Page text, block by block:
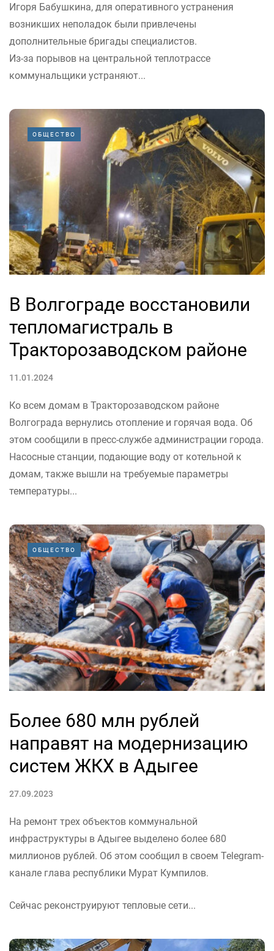
Игоря Бабушкина, для оперативного устранения
возникших неполадок были привлечены
дополнительные бригады специалистов.
Из-за порывов на центральной теплотрассе
коммунальщики устраняют...
ОБЩЕСТВО
В Волгограде восстановили
тепломагистраль в
Тракторозаводском районе
11.01.2024
Ко всем домам в Тракторозаводском районе
Волгограда вернулись отопление и горячая вода. Об
этом сообщили в пресс-службе администрации города.
Насосные станции, подающие воду от котельной к
домам, также вышли на требуемые параметры
температуры...
ОБЩЕСТВО
Более 680 млн рублей
направят на модернизацию
систем ЖКХ в Адыгее
27.09.2023
На ремонт трех объектов коммунальной
инфраструктуры в Адыгее выделено более 680
миллионов рублей. Об этом сообщил в своем Telegram-
канале глава республики Мурат Кумпилов.
Сейчас реконструируют тепловые сети...